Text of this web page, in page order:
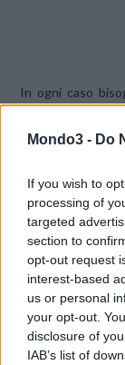
Mondo3 - Do
If you wish to
processing of
targeted
section to
opt-out request
interest-based
us or personal
your opt-out.
disclosure of
IAB’s list of
In ogni caso
E-mail
X
WhatsApp